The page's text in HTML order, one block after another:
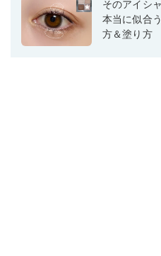
そのアイシ
本当に似合
方＆塗り方